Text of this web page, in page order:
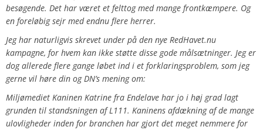
besøgende. Det har været et felttog med mange frontkæmpere. Og
en foreløbig sejr med endnu flere herrer.
Jeg har naturligvis skrevet under på den nye RedHavet.nu
kampagne, for hvem kan ikke støtte disse gode målsætninger. Jeg er
dog allerede flere gange løbet ind i et forklaringsproblem, som jeg
gerne vil høre din og DN’s mening om:
Miljømediet Kaninen Katrine fra Endelave har jo i høj grad lagt
grunden til standsningen af L111. Kaninens afdækning af de mange
ulovligheder inden for branchen har gjort det meget nemmere for